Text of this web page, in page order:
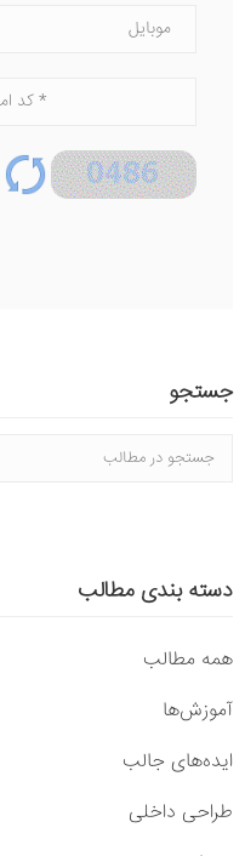
جستجو
دسته بندی مطالب
همه مطالب
آموزش‌ها
ایده‌های جالب
طراحی داخلی